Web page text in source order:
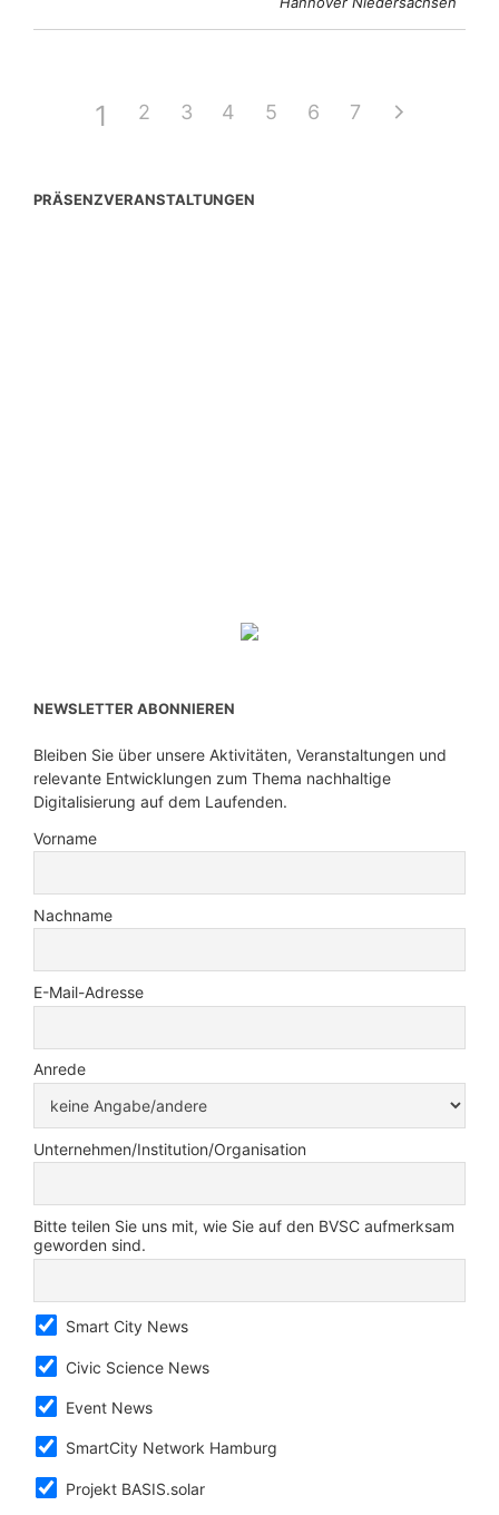
1 2 3 4 5 6 7
PRÄSENZVERANSTALTUNGEN
NEWSLETTER ABONNIEREN
Bleiben Sie über unsere Aktivitäten, Veranstaltungen und
relevante Entwicklungen zum Thema nachhaltige
Digitalisierung auf dem Laufenden.
Vorname
Nachname
E-Mail-Adresse
Anrede
Unternehmen/Institution/Organisation
Bitte teilen Sie uns mit, wie Sie auf den BVSC aufmerksam
geworden sind.
Smart City News
Civic Science News
Event News
SmartCity Network Hamburg
Projekt BASIS.solar